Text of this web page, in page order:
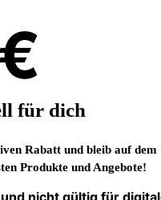
für dich
Rabatt und bleib auf dem
Produkte und Angebote!
nicht gültig für